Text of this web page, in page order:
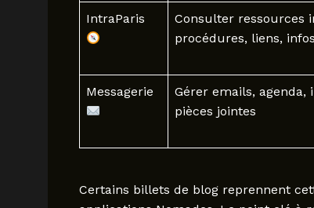
IntraParis
Consulter ressources
procédures, liens, infos
Messagerie
Gérer emails, agenda,
pièces jointes
Certains billets de blog reprennent